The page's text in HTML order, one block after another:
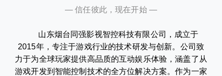
— 信任彼此，现在开始 —
山东烟台同强影视智控科技有限公司，成立于
2015年，专注于游戏行业的技术研发与创新。公司致
力于为全球玩家提供高品质的互动娱乐体验，涵盖了从
游戏开发到智能控制技术的全方位解决方案。作为一家